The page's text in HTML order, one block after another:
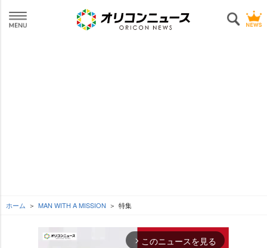
ホーム MAN WITH A MISSION 特集
arrow_forward_ios このニュースを見る